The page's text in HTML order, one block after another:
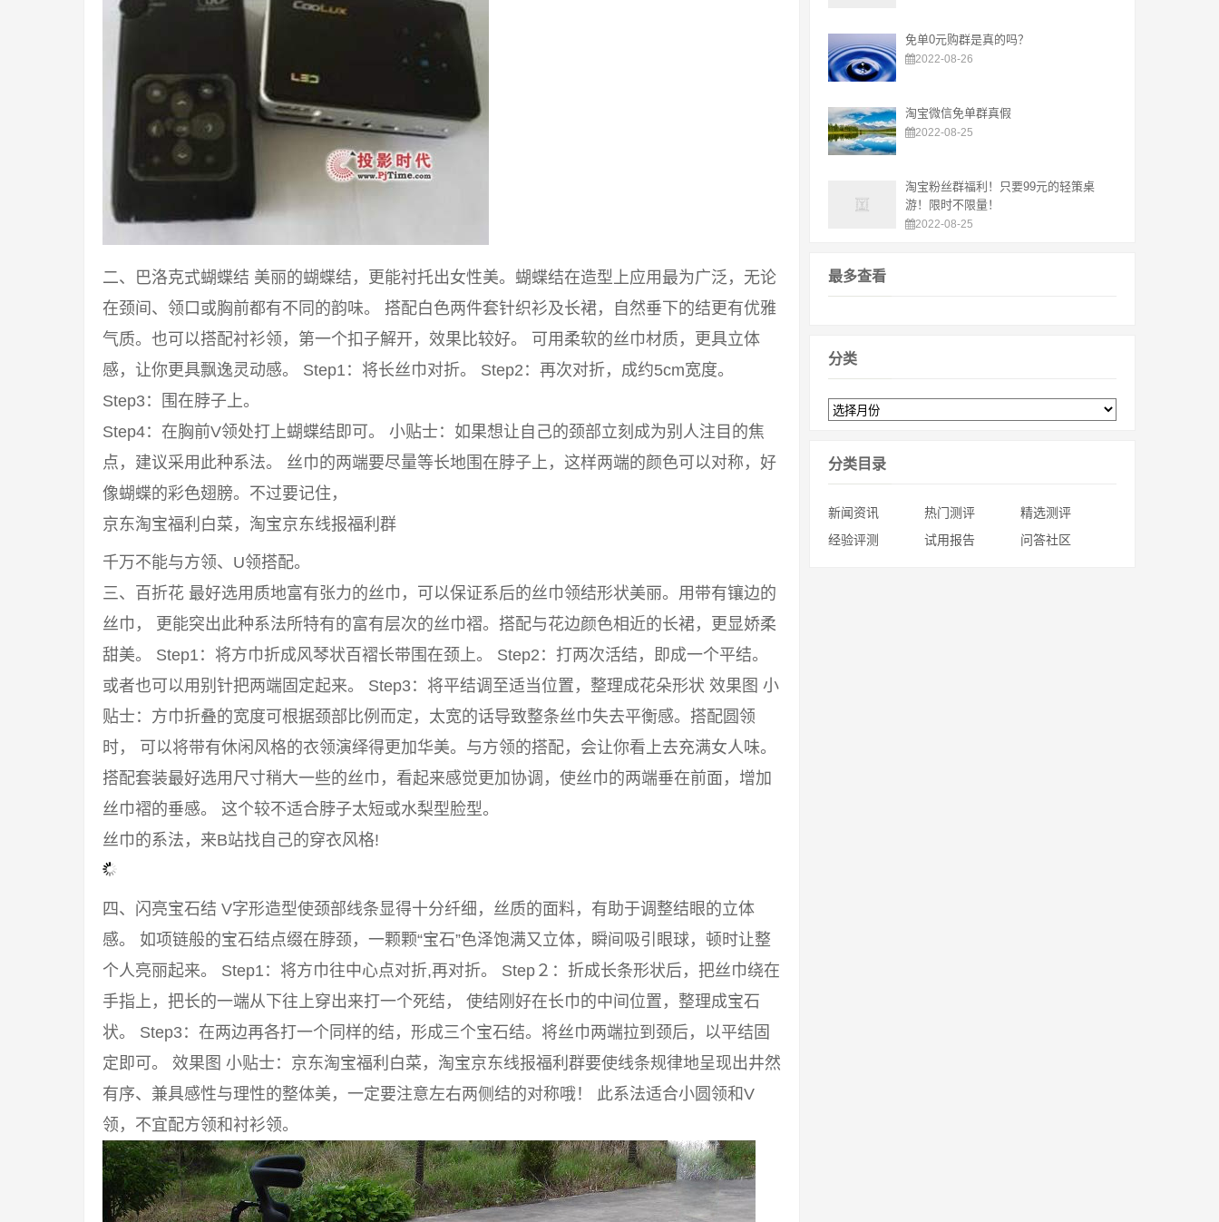
二、巴洛克式蝴蝶结 美丽的蝴蝶结，更能衬托出女性美。蝴蝶结在造型上应用最为广泛，无论
在颈间、领口或胸前都有不同的韵味。 搭配白色两件套针织衫及长裙，自然垂下的结更有优雅
气质。也可以搭配衬衫领，第一个扣子解开，效果比较好。 可用柔软的丝巾材质，更具立体
感，让你更具飘逸灵动感。 Step1：将长丝巾对折。 Step2：再次对折，成约5cm宽度。
Step3：围在脖子上。
Step4：在胸前V领处打上蝴蝶结即可。 小贴士：如果想让自己的颈部立刻成为别人注目的焦
点，建议采用此种系法。 丝巾的两端要尽量等长地围在脖子上，这样两端的颜色可以对称，好
像蝴蝶的彩色翅膀。不过要记住，
京东淘宝福利白菜，淘宝京东线报福利群
千万不能与方领、U领搭配。
三、百折花 最好选用质地富有张力的丝巾，可以保证系后的丝巾领结形状美丽。用带有镶边的
丝巾， 更能突出此种系法所特有的富有层次的丝巾褶。搭配与花边颜色相近的长裙，更显娇柔
甜美。 Step1：将方巾折成风琴状百褶长带围在颈上。 Step2：打两次活结，即成一个平结。
或者也可以用别针把两端固定起来。 Step3：将平结调至适当位置，整理成花朵形状 效果图 小
贴士：方巾折叠的宽度可根据颈部比例而定，太宽的话导致整条丝巾失去平衡感。搭配圆领
时， 可以将带有休闲风格的衣领演绎得更加华美。与方领的搭配，会让你看上去充满女人味。
搭配套装最好选用尺寸稍大一些的丝巾，看起来感觉更加协调，使丝巾的两端垂在前面，增加
丝巾褶的垂感。 这个较不适合脖子太短或水梨型脸型。
丝巾的系法，来B站找自己的穿衣风格!
四、闪亮宝石结 V字形造型使颈部线条显得十分纤细，丝质的面料，有助于调整结眼的立体
感。 如项链般的宝石结点缀在脖颈，一颗颗“宝石”色泽饱满又立体，瞬间吸引眼球，顿时让整
个人亮丽起来。 Step1：将方巾往中心点对折,再对折。 Step２：折成长条形状后，把丝巾绕在
手指上，把长的一端从下往上穿出来打一个死结， 使结刚好在长巾的中间位置，整理成宝石
状。 Step3：在两边再各打一个同样的结，形成三个宝石结。将丝巾两端拉到颈后，以平结固
定即可。 效果图 小贴士：京东淘宝福利白菜，淘宝京东线报福利群要使线条规律地呈现出井然
有序、兼具感性与理性的整体美，一定要注意左右两侧结的对称哦！ 此系法适合小圆领和V
领，不宜配方领和衬衫领。
免单0元购群是真的吗？
2022-08-26
淘宝微信免单群真假
2022-08-25
淘宝粉丝群福利！只要99元的轻策桌
游！限时不限量！
2022-08-25
最多查看
分类
分类目录
新闻资讯 热门测评
精选测评
经验评测
试用报告 问答社区